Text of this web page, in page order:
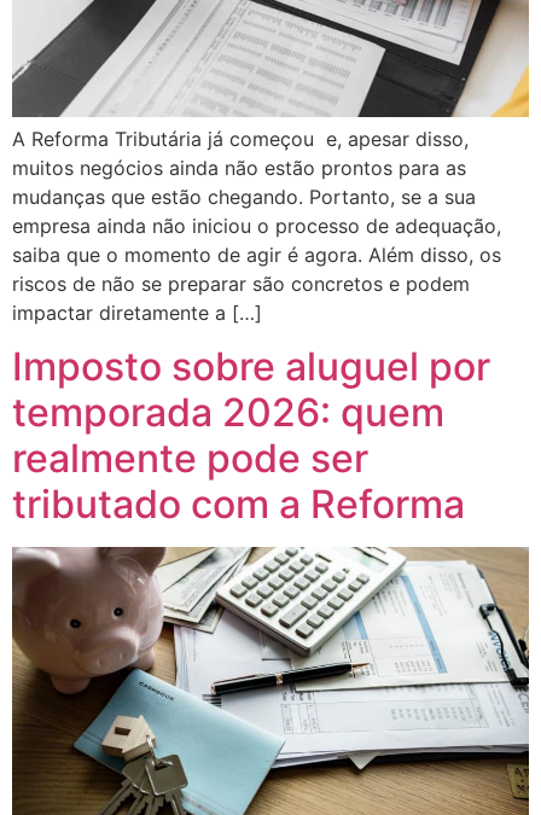
A Reforma Tributária já começou e, apesar disso,
muitos negócios ainda não estão prontos para as
mudanças que estão chegando. Portanto, se a sua
empresa ainda não iniciou o processo de adequação,
saiba que o momento de agir é agora. Além disso, os
riscos de não se preparar são concretos e podem
impactar diretamente a […]
Imposto sobre aluguel por
temporada 2026: quem
realmente pode ser
tributado com a Reforma